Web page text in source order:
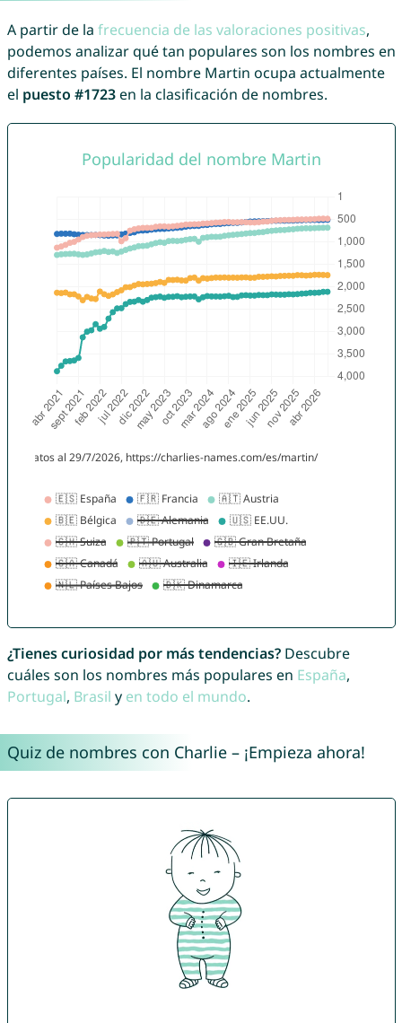
A partir de la frecuencia de las valoraciones positivas,
podemos analizar qué tan populares son los nombres en
diferentes países. El nombre Martin ocupa actualmente
el puesto #1723en la clasificación de nombres.
¿Tienes curiosidad por más tendencias?Descubre
cuáles son los nombres más populares en España,
Portugal, Brasil y en todo el mundo.
Quiz de nombres con Charlie – ¡Empieza ahora!